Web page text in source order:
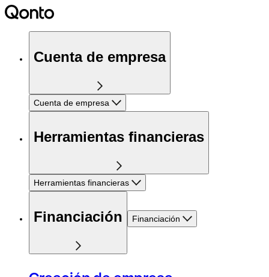
Cuenta de empresa
Cuenta de empresa
Herramientas financieras
Herramientas financieras
Financiación Financiación